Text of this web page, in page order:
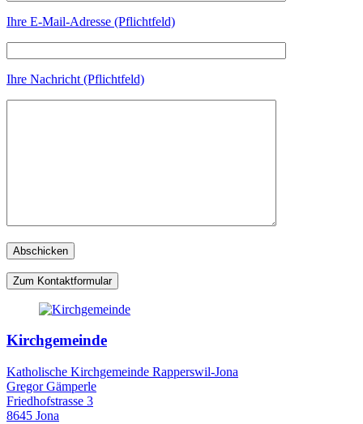
Ihre E-Mail-Adresse (Pflichtfeld)
Ihre Nachricht (Pflichtfeld)
Zum Kontaktformular
Kirchgemeinde
Katholische Kirchgemeinde Rapperswil-Jona
Gregor Gämperle
Friedhofstrasse 3
8645 Jona